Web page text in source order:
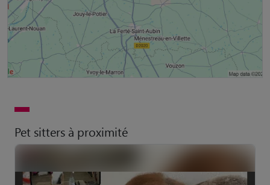
Pet sitters à proximité